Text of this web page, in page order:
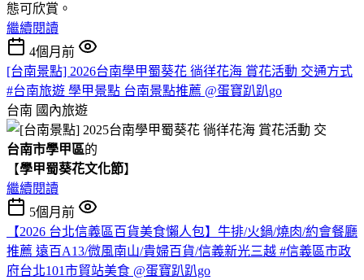
態可欣賞。
繼續閱讀
4個月前
[台南景點] 2026台南學甲蜀葵花 徜徉花海 賞花活動 交通方式
#台南旅遊 學甲景點 台南景點推薦 @蛋寶趴趴go
台南 國內旅遊
台南市學甲區的
【學甲蜀葵花文化節】
繼續閱讀
5個月前
【2026 台北信義區百貨美食懶人包】牛排/火鍋/燒肉/約會餐廳
推薦 遠百A13/微風南山/貴婦百貨/信義新光三越 #信義區市政
府台北101市貿站美食 @蛋寶趴趴go